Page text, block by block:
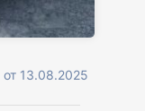
13.08.2025